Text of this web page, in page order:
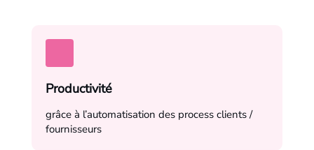
Productivité
grâce à l’automatisation des process clients /
fournisseurs